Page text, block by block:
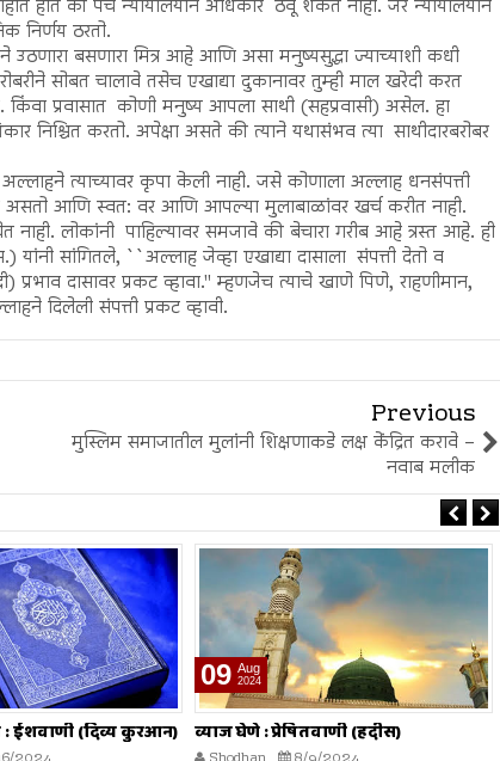
होते की पंच न्यायालयीन अधिकार ठेवू शकत नाही. जर न्यायालयाने
निर्णय ठरतो.
बसणारा मित्र आहे आणि असा मनुष्यसुद्धा ज्याच्याशी कधी
सोबत चालावे तसेच एखाद्या दुकानावर तुम्ही माल खरेदी करत
प्रवासात कोणी मनुष्य आपला साथी (सहप्रवासी) असेल. हा
करतो. अपेक्षा असते की त्याने यथासंभव त्या साथीदारबरोबर
त्याच्यावर कृपा केली नाही. जसे कोणाला अल्लाह धनसंपत्ती
असतो आणि स्वत: वर आणि आपल्या मुलाबाळांवर खर्च करीत नाही.
नाही. लोकांनी पाहिल्यावर समजावे की बेचारा गरीब आहे त्रस्त आहे. ही
सांगितले, ``अल्लाह जेव्हा एखाद्या दासाला संपत्ती देतो व
दासावर प्रकट व्हावा.'' म्हणजेच त्याचे खाणे पिणे, राहणीमान,
दिलेली संपत्ती प्रकट व्हावी.
Previous
मुस्लिम समाजातील मुलांनी शिक्षणाकडे लक्ष केंद्रित करावे –
नवाब मलीक
(हदीस)
26 Jul
2024
मोजमापात तफावत करणे : प्रेषितवाणी
(हदीस)